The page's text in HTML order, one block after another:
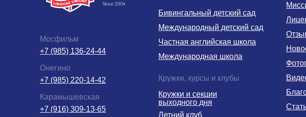
+7 (916) 309-13-65
Карамышевская
+7 (985) 220-14-42
Онегино
+7 (985) 136-24-44
Мосфильм
Международная школа
Частная английская школа
Международный детский сад
Бивингальный детский сад
Кружки и секции
выходного дня
Летний клуб
Кружки, курсы и клубы